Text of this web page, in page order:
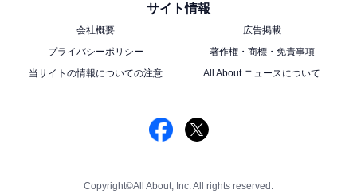
サイト情報
会社概要
広告掲載
プライバシーポリシー
著作権・商標・免責事項
当サイトの情報についての注意
All About ニュースについて
Copyright©All About, Inc. All rights reserved.